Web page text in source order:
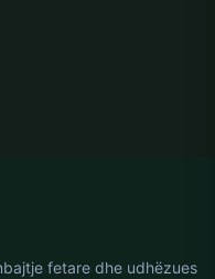
fetare dhe udhëzues